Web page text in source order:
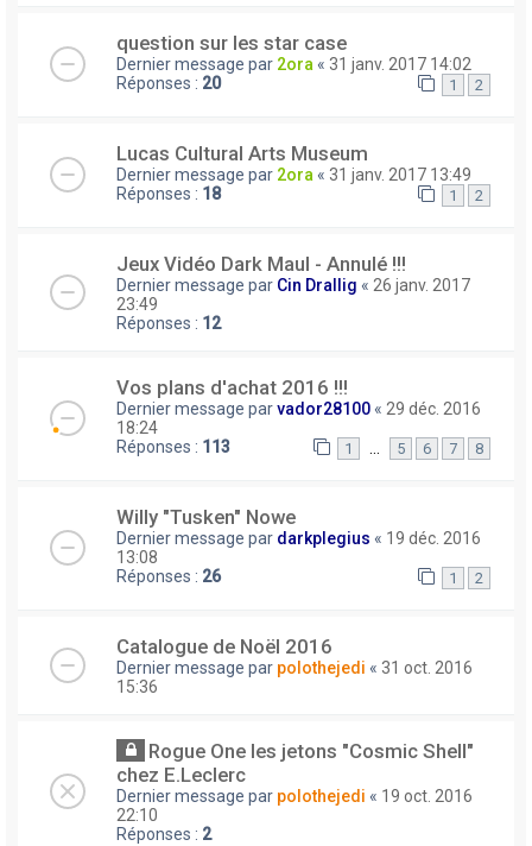
question sur les star case
Dernier message par 2ora « 31 janv. 2017 14:02
Réponses : 20 1 2
Lucas Cultural Arts Museum
Dernier message par 2ora « 31 janv. 2017 13:49
Réponses : 18 1 2
Jeux Vidéo Dark Maul - Annulé !!!
Dernier message par Cin Drallig « 26 janv. 2017
23:49
Réponses : 12
Vos plans d'achat 2016 !!!
Dernier message parvador28100 « 29 déc. 2016
18:24
Réponses : 113 1 … 5 6 7 8
Willy "Tusken" Nowe
Dernier message par darkplegius « 19 déc. 2016
13:08
Réponses : 26 1 2
Catalogue de Noël 2016
Dernier message par polothejedi « 31 oct. 2016
15:36
Rogue One les jetons "Cosmic Shell"
chez E.Leclerc
Dernier message par polothejedi « 19 oct. 2016
22:10
Réponses : 2